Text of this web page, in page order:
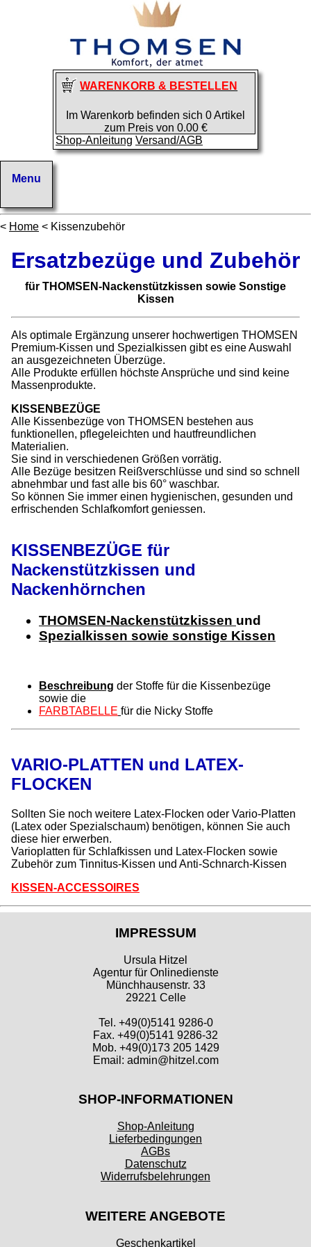
WARENKORB & BESTELLEN
Im Warenkorb befinden sich 0 Artikel
zum Preis von 0.00 €
Shop-Anleitung Versand/AGB
< Home < Kissenzubehör
Ersatzbezüge und Zubehör
für THOMSEN-Nackenstützkissen sowie Sonstige
Kissen
Als optimale Ergänzung unserer hochwertigen THOMSEN
Premium-Kissen und Spezialkissen gibt es eine Auswahl
an ausgezeichneten Überzüge.
Alle Produkte erfüllen höchste Ansprüche und sind keine
Massenprodukte.
KISSENBEZÜGE
Alle Kissenbezüge von THOMSEN bestehen aus
funktionellen, pflegeleichten und hautfreundlichen
Materialien.
Sie sind in verschiedenen Größen vorrätig.
Alle Bezüge besitzen Reißverschlüsse und sind so schnell
abnehmbar und fast alle bis 60° waschbar.
So können Sie immer einen hygienischen, gesunden und
erfrischenden Schlafkomfort geniessen.
KISSENBEZÜGE für
Nackenstützkissen und
Nackenhörnchen
THOMSEN-Nackenstützkissen und
Spezialkissen sowie sonstige Kissen
Beschreibung der Stoffe für die Kissenbezüge
sowie die
FARBTABELLE für die Nicky Stoffe
VARIO-PLATTEN und LATEX-
FLOCKEN
Sollten Sie noch weitere Latex-Flocken oder Vario-Platten
(Latex oder Spezialschaum) benötigen, können Sie auch
diese hier erwerben.
Varioplatten für Schlafkissen und Latex-Flocken sowie
Zubehör zum Tinnitus-Kissen und Anti-Schnarch-Kissen
KISSEN-ACCESSOIRES
IMPRESSUM
Ursula Hitzel
Agentur für Onlinedienste
Münchhausenstr. 33
29221 Celle
Tel. +49(0)5141 9286-0
Fax. +49(0)5141 9286-32
Mob. +49(0)173 205 1429
Email: admin@hitzel.com
SHOP-INFORMATIONEN
Shop-Anleitung
Lieferbedingungen
AGBs
Datenschutz
Widerrufsbelehrungen
WEITERE ANGEBOTE
Geschenkartikel